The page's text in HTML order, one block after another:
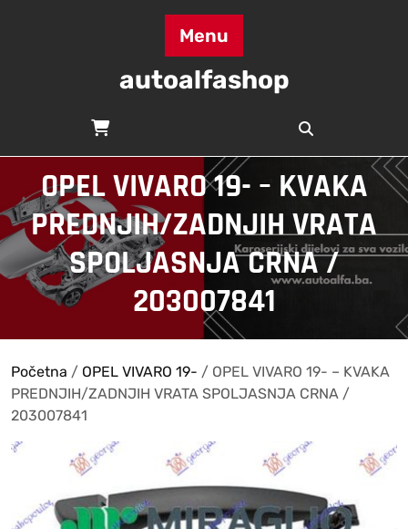
Menu
autoalfashop
OPEL VIVARO 19- – KVAKA
PREDNJIH/ZADNJIH VRATA
SPOLJASNJA CRNA /
203007841
Početna / OPEL VIVARO 19- / OPEL VIVARO 19- – KVAKA
PREDNJIH/ZADNJIH VRATA SPOLJASNJA CRNA /
203007841